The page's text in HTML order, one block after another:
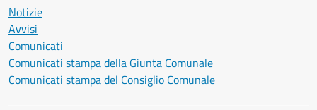
Notizie
Avvisi
Comunicati
Comunicati stampa della Giunta Comunale
Comunicati stampa del Consiglio Comunale